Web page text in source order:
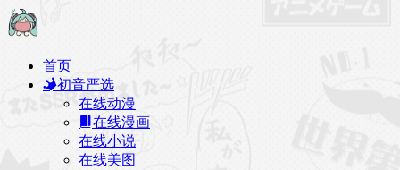
首页
初音严选
在线动漫
在线漫画
在线小说
在线美图